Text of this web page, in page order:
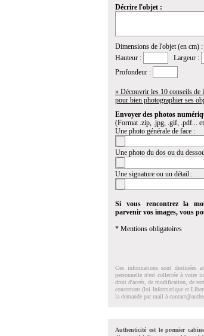
Décrire l'objet :
Dimensions de l'objet (en cm) :
Hauteur :
Largeur :
Profondeur :
» Découvrir les 10 conseils de
pour bien photographier ses
Envoyer des photos
(Format .zip, .jpg, .gif, .pdf...
Une photo générale de face :
Une photo du dos ou du
Une signature ou un détail :
Si vous rencontrez la
parvenir vos images, vous
* Mentions obligatoires
Ces informations sont destinées
personnelle n'est collectée à votre
droit d'accés, de modification, de
concernant (loi Informatique et
la demande par mail à
Authenticité est le premier